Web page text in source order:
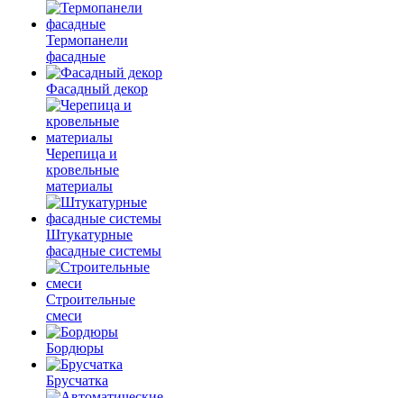
Термопанели
фасадные
Фасадный декор
Черепица и
кровельные
материалы
Штукатурные
фасадные системы
Строительные
смеси
Бордюры
Брусчатка